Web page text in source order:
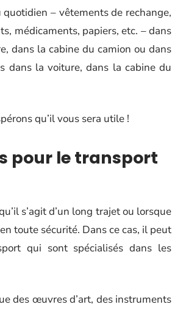
– vêtements de rechange,
médicaments, papiers, etc. – dans
dans la cabine du camion ou dans
dans la voiture, dans la cabine du
qu’il vous sera utile !
pour le transport
s’agit d’un long trajet ou lorsque
toute sécurité. Dans ce cas, il peut
qui sont spécialisés dans les
des œuvres d’art, des instruments